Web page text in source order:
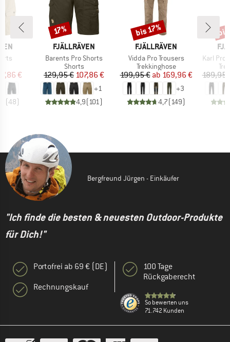
Preis
€
(48)
MARKE
FJÄLLRÄVEN
Artikel
Barents Pro Shorts
Produktgruppe
Shorts
Preis
129,95 €reduzierter Preis
107,86 €
+1
4,9( 101)
Rabatt
17%
MARKE
FJÄLLRÄVEN
Artikel
Vidda Pro Trousers
Produktgruppe
Trekkinghose
Preis
199,95 € reduzierter Preis
ab 169,96 €
+3
4,7( 149)
Rabatt
bis 17%
Artikel
Karl Pro
189,95
Bergfreund Jürgen - Einkäufer
"Ich finde die besten & neuesten Outdoor-Produkte
für Dich!"
Portofrei ab 69 € (DE)
Rechnungskauf
100 Tage
Rückgaberecht
So bewerten uns
71.742 Kunden